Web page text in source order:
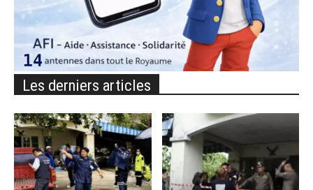
Les derniers articles